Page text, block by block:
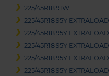
225/45R18 91W
225/45R18 95Y EXTRALOAD
225/45R18 95Y EXTRALOAD
225/45R18 95Y EXTRALOAD
225/45R18 95Y EXTRALOAD
225/45R18 95Y EXTRALOAD